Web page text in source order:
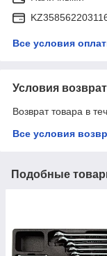
Все условия
Условия
Возврат товара в
Все условия
Подобные